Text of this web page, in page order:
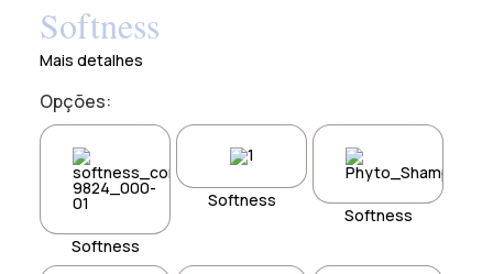
Softness
Mais detalhes
Opções:
Softness
Softness
Softness